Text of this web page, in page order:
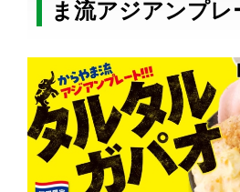
ま流アジアンプレ